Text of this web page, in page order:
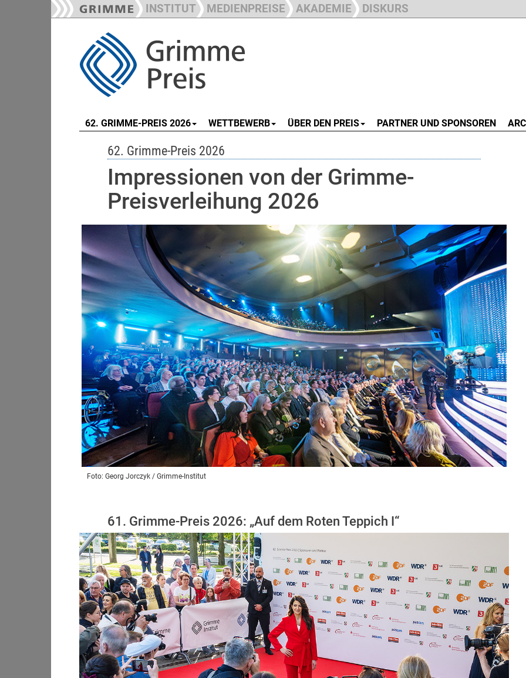
INSTITUT MEDIENPREISE AKADEMIE DISKURS
62. GRIMME-PREIS 2026 WETTBEWERB ÜBER DEN PREIS PARTNER UND SPONSOREN
62. Grimme-Preis 2026
Impressionen von der Grimme-
Preisverleihung 2026
Foto: Georg Jorczyk / Grimme-Institut
61. Grimme-Preis 2026: „Auf dem Roten Teppich I“